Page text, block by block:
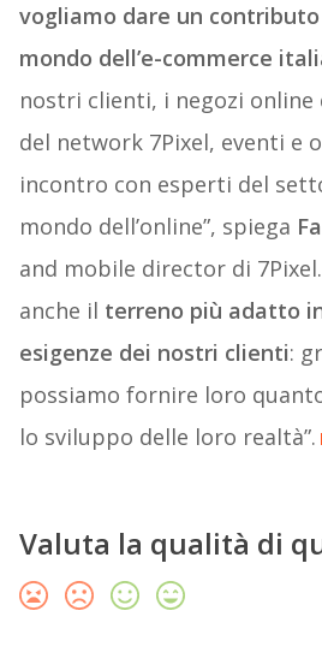
vogliamo dare un
mondo dell’e-commerce
nostri clienti, i negozi online
del network 7Pixel, eventi e
incontro con esperti del
mondo dell’online”, spiega
and mobile director di
anche il terreno più adatto
esigenze dei nostri clienti:
possiamo fornire loro
lo sviluppo delle loro realtà”.
Valuta la qualità di